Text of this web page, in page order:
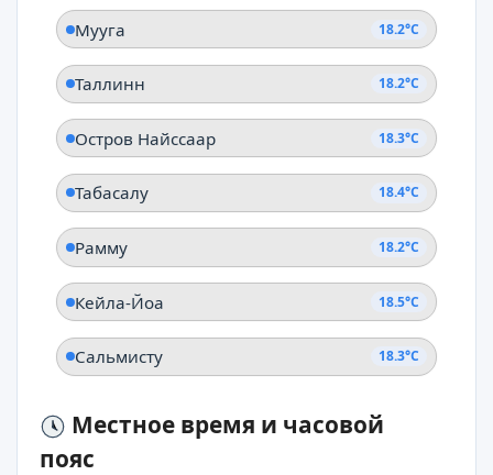
Мууга 18.2°C
Таллинн 18.2°C
Остров Найссаар 18.3°C
Табасалу 18.4°C
Рамму 18.2°C
Кейла-Йоа 18.5°C
Сальмисту 18.3°C
Местное время и часовой
пояс